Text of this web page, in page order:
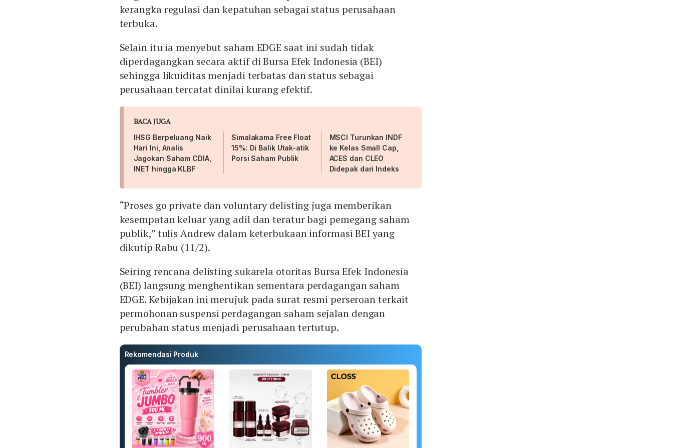
kerangka regulasi dan kepatuhan sebagai status perusahaan
terbuka.
Selain itu ia menyebut saham EDGE saat ini sudah tidak
diperdagangkan secara aktif di Bursa Efek Indonesia (BEI)
sehingga likuiditas menjadi terbatas dan status sebagai
perusahaan tercatat dinilai kurang efektif.
BACA JUGA
IHSG Berpeluang Naik
Hari Ini, Analis
Jagokan Saham CDIA,
INET hingga KLBF
Simalakama Free Float
15%: Di Balik Utak-atik
Porsi Saham Publik
MSCI Turunkan INDF
ke Kelas Small Cap,
ACES dan CLEO
Didepak dari Indeks
“Proses go private dan voluntary delisting juga memberikan
kesempatan keluar yang adil dan teratur bagi pemegang saham
publik,” tulis Andrew dalam keterbukaan informasi BEI yang
dikutip Rabu (11/2).
Seiring rencana delisting sukarela otoritas Bursa Efek Indonesia
(BEI) langsung menghentikan sementara perdagangan saham
EDGE. Kebijakan ini merujuk pada surat resmi perseroan terkait
permohonan suspensi perdagangan saham sejalan dengan
perubahan status menjadi perusahaan tertutup.
Rekomendasi Produk